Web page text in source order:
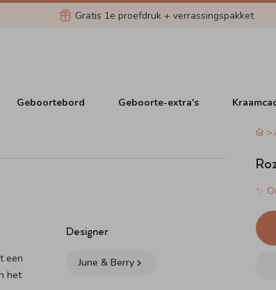
Gratis 1e proefdruk + verrassingspakket
Geboortebord Geboorte-extra's
een
het
Designer
June & Berry
✨